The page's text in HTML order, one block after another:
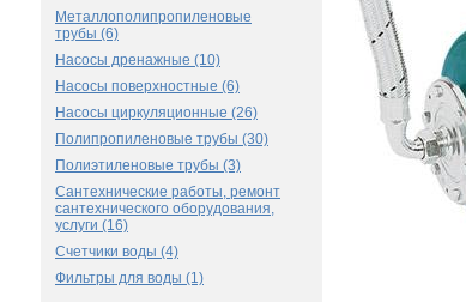
Металлополипропиленовые
трубы (6)
Насосы дренажные (10)
Насосы поверхностные (6)
Насосы циркуляционные (26)
Полипропиленовые трубы (30)
Полиэтиленовые трубы (3)
Сантехнические работы, ремонт
сантехнического оборудования,
услуги (16)
Счетчики воды (4)
Фильтры для воды (1)